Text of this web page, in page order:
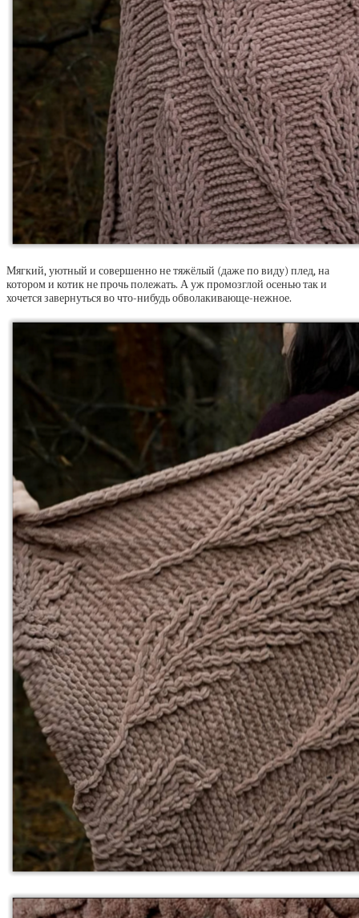
Мягкий, уютный и совершенно не тяжёлый (даже по виду) плед, на
котором и котик не прочь полежать. А уж промозглой осенью так и
хочется завернуться во что-нибудь обволакивающе-нежное.